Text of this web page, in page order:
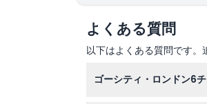
よくある質問
以下はよくある質問です。
ゴーシティ・ロンドン6